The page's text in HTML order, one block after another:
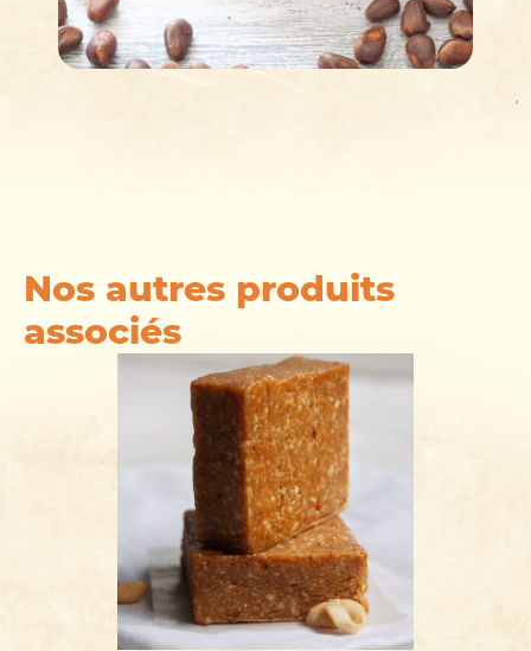
Nos autres produits
associés